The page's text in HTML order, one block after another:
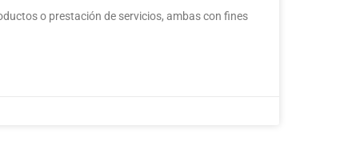
o prestación de servicios, ambas con fines